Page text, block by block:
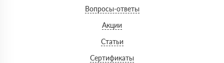
Вопросы-ответы
Акции
Статьи
Сертификаты